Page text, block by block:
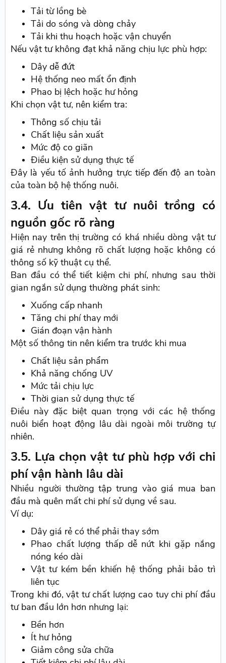
Tải từ lồng bè
Tải do sóng và dòng chảy
Tải khi thu hoạch hoặc vận chuyển
Nếu vật tư không đạt khả năng chịu lực phù hợp:
Dây dễ đứt
Hệ thống neo mất ổn định
Phao bị lệch hoặc hư hỏng
Khi chọn vật tư, nên kiểm tra:
Thông số chịu tải
Chất liệu sản xuất
Mức độ co giãn
Điều kiện sử dụng thực tế
Đây là yếu tố ảnh hưởng trực tiếp đến độ an toàn
của toàn bộ hệ thống nuôi.
3.4. Ưu tiên vật tư nuôi trồng có
nguồn gốc rõ ràng
Hiện nay trên thị trường có khá nhiều dòng vật tư
giá rẻ nhưng không rõ chất lượng hoặc không có
thông số kỹ thuật cụ thể.
Ban đầu có thể tiết kiệm chi phí, nhưng sau thời
gian ngắn sử dụng thường phát sinh:
Xuống cấp nhanh
Tăng chi phí thay mới
Gián đoạn vận hành
Một số thông tin nên kiểm tra trước khi mua
Chất liệu sản phẩm
Khả năng chống UV
Mức tải chịu lực
Thời gian sử dụng thực tế
Điều này đặc biệt quan trọng với các hệ thống
nuôi biển hoạt động lâu dài ngoài môi trường tự
nhiên.
3.5. Lựa chọn vật tư phù hợp với chi
phí vận hành lâu dài
Nhiều người thường tập trung vào giá mua ban
đầu mà quên mất chi phí sử dụng về sau.
Ví dụ:
Dây giá rẻ có thể phải thay sớm
Phao chất lượng thấp dễ nứt khi gặp nắng
nóng kéo dài
Vật tư kém bền khiến hệ thống phải bảo trì
liên tục
Trong khi đó, vật tư chất lượng cao tuy chi phí đầu
tư ban đầu lớn hơn nhưng lại:
Bền hơn
Ít hư hỏng
Giảm công sửa chữa